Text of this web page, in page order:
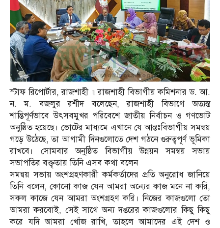
স্টাফ রিপোর্টার, রাজশাহী ॥ রাজশাহী বিভাগীয় কমিশনার ড. আ.
ন. ম. বজলুর রশীদ বলেছেন, রাজশাহী বিভাগে অত্যন্ত
শান্তিপূর্ণভাবে উৎসবমুখর পরিবেশে জাতীয় নির্বাচন ও গণভোট
অনুষ্ঠিত হয়েছে। ভোটের মাধ্যমে এখানে যে আন্তঃবিভাগীয় সমন্বয়
গড়ে উঠেছে, তা আগামী দিনগুলোতে দেশ গঠনে গুরুত্বপূর্ণ ভূমিকা
রাখবে। সোমবার অনুষ্ঠিত বিভাগীয় উন্নয়ন সমন্বয় সভায়
সভাপতির বক্তৃতায় তিনি এসব কথা বলেন
সমন্বয় সভায় অংশগ্রহণকারী কর্মকর্তাদের প্রতি অনুরোধ জানিয়ে
তিনি বলেন, কোনো কাজ যেন আমরা অন্যের কাজ মনে না করি,
সকল কাজে যেন আমরা অংশগ্রহণ করি। নিজের কাজগুলো তো
আমরা করবোই, সেই সাথে অন্য দপ্তরের কাজগুলোর কিছু কিছু
করে যদি আমরা খোঁজ রাখি, তাহলে আমাদের এই দেশ ও